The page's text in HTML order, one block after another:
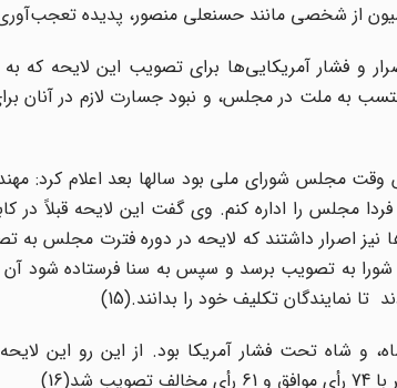
از شخصی مانند حسنعلی منصور، پدیده
و فشار آمریکایی‌ها برای تصویب این لایحه که
به ملت در مجلس، و نبود جسارت لازم در آنان
مجلس شورای ملی بود سالها بعد اعلام کرد:
را اداره کنم. وی گفت این لایحه قبلاً در
نیز اصرار داشتند که لایحه در دوره فترت مجلس به
به تصویب برسد و سپس به سنا فرستاده شود آن
نمایندگان تکلیف خود را بدانند.(15)
شاه تحت فشار آمریکا بود. از این رو این لایحه